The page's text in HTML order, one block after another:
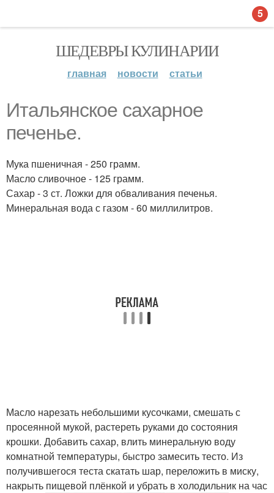
ШЕДЕВРЫ КУЛИНАРИИ
главная новости статьи
Итальянское сахарное
печенье.
Мука пшеничная - 250 грамм.
Масло сливочное - 125 грамм.
Сахар - 3 ст. Ложки для обваливания печенья.
Минеральная вода с газом - 60 миллилитров.
Масло нарезать небольшими кусочками, смешать с
просеянной мукой, растереть руками до состояния
крошки. Добавить сахар, влить минеральную воду
комнатной температуры, быстро замесить тесто. Из
получившегося теста скатать шар, переложить в миску,
накрыть пищевой плёнкой и убрать в холодильник на час
5